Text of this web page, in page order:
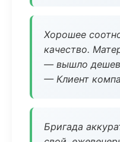
Хорошее
качество.
— вышло
— Клиент
Бригада